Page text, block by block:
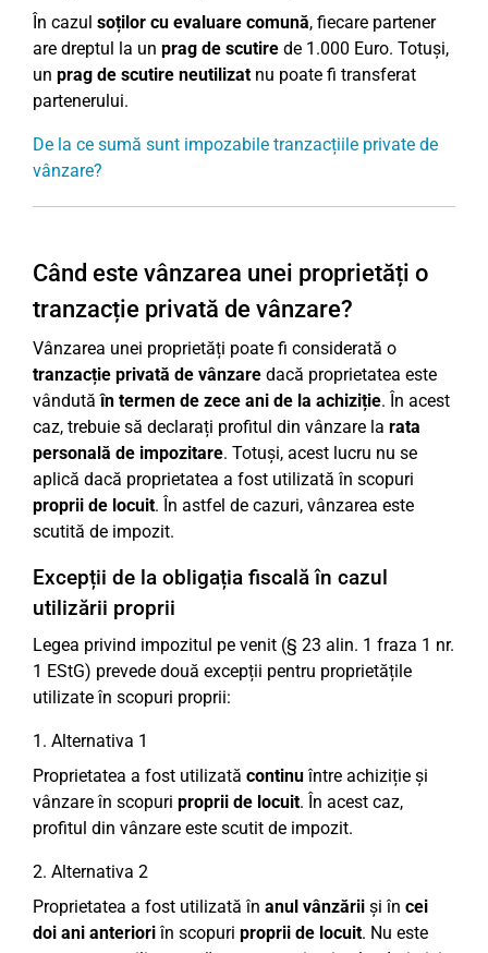
În cazul soților cu evaluare comună, fiecare partener
are dreptul la un prag de scutire de 1.000 Euro. Totuși,
un prag de scutire neutilizatnu poate fi transferat
partenerului.
De la ce sumă sunt impozabile tranzacțiile private de
vânzare?
Când este vânzarea unei proprietăți o
tranzacție privată de vânzare?
Vânzarea unei proprietăți poate fi considerată o
tranzacție privată de vânzare dacă proprietatea este
vândutăîn termen de zece ani de la achiziție. În acest
caz, trebuie să declarați profitul din vânzare la rata
personală de impozitare. Totuși, acest lucru nu se
aplică dacă proprietatea a fost utilizată în scopuri
proprii de locuit. În astfel de cazuri, vânzarea este
scutită de impozit.
Excepții de la obligația fiscală în cazul
utilizării proprii
Legea privind impozitul pe venit (§ 23 alin. 1 fraza 1 nr.
1 EStG) prevede două excepții pentru proprietățile
utilizate în scopuri proprii:
1. Alternativa 1
Proprietatea a fost utilizată continuîntre achiziție și
vânzare în scopuri proprii de locuit. În acest caz,
profitul din vânzare este scutit de impozit.
2. Alternativa 2
Proprietatea a fost utilizată în anul vânzării și în cei
doi ani anterioriîn scopuri proprii de locuit. Nu este